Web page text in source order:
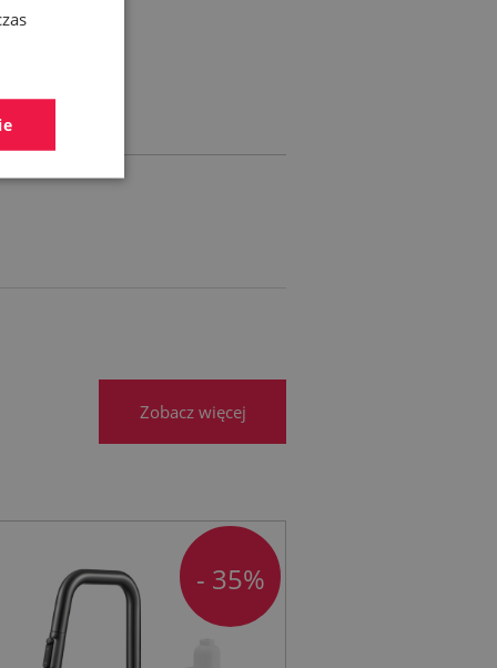
Zobacz więcej
- 35%